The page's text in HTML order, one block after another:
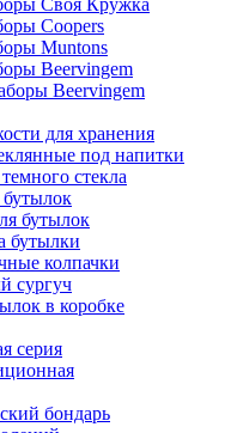
Своя Кружка
Coopers
Muntons
Beervingem
Beervingem
для хранения
под напитки
стекла
бутылок
бутылки
колпачки
сургуч
в коробке
серия
бондарь